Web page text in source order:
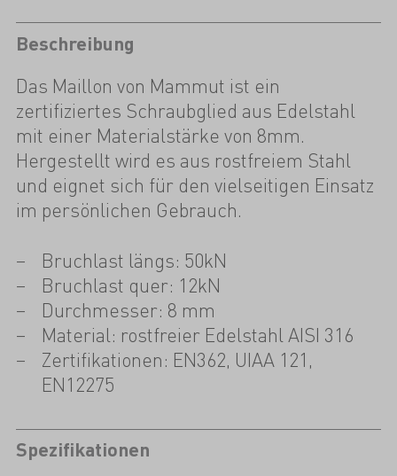
Beschreibung
Das Maillon von Mammut ist ein
zertifiziertes Schraubglied aus Edelstahl
mit einer Materialstärke von 8mm.
Hergestellt wird es aus rostfreiem Stahl
und eignet sich für den vielseitigen Einsatz
im persönlichen Gebrauch.
Bruchlast längs: 50kN
Bruchlast quer: 12kN
Durchmesser: 8 mm
Material: rostfreier Edelstahl AISI 316
Zertifikationen: EN362, UIAA 121,
EN12275
Spezifikationen